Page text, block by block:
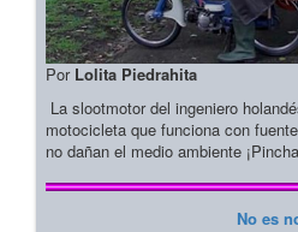
Por Lolita Piedrahita
La slootmotor del ingeniero
motocicleta que funciona con
no dañan el medio ambiente
No es